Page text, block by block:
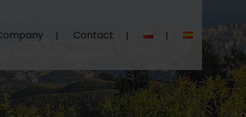
Contact